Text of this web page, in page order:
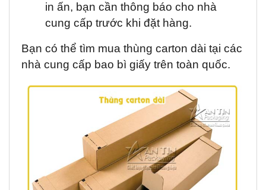
in ấn, bạn cần thông báo cho nhà
cung cấp trước khi đặt hàng.
Bạn có thể tìm mua thùng carton dài tại các
nhà cung cấp bao bì giấy trên toàn quốc.